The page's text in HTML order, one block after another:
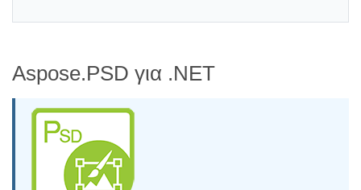
Aspose.PSD για .NET